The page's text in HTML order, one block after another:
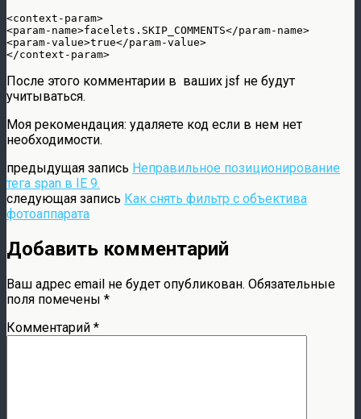
<context-param>
<param-name>facelets.SKIP_COMMENTS</param-name>
<param-value>true</param-value>
После этого комментарии в ваших jsf не будут
учитываться.
Моя рекомендация: удаляете код если в нем нет
необходимости.
предыдущая запись Неправильное позиционирование
тега span в IE 9.
следующая запись Как снять фильтр с объектива
фотоаппарата
Добавить комментарий
Ваш адрес email не будет опубликован. Обязательные
поля помечены *
Комментарий *